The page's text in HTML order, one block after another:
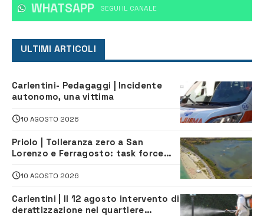
WHATSAPP ‎SEGUI IL CANALE
ULTIMI ARTICOLI
Carlentini- Pedagaggi | Incidente
autonomo, una vittima
10 AGOSTO 2026
Priolo | Tolleranza zero a San
Lorenzo e Ferragosto: task force
navette gratuite
10 AGOSTO 2026
Carlentini | Il 12 agosto intervento di
derattizzazione nel quartiere